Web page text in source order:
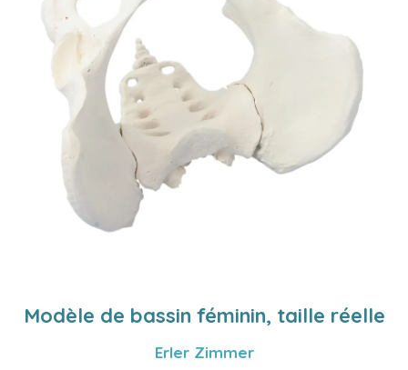
Modèle de bassin féminin, taille réelle
Erler Zimmer